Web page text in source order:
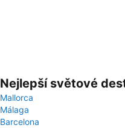
Nejlepší světové
Mallorca
Málaga
Barcelona